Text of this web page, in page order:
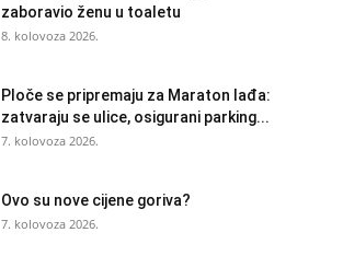
zaboravio ženu u toaletu
8. kolovoza 2026.
Ploče se pripremaju za Maraton lađa:
zatvaraju se ulice, osigurani parking...
7. kolovoza 2026.
Ovo su nove cijene goriva?
7. kolovoza 2026.